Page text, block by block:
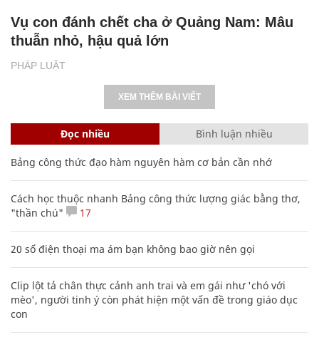
PHÁP LUẬT
Vụ con đánh chết cha ở Quảng Nam: Mâu
thuẫn nhỏ, hậu quả lớn
XEM THÊM BÀI VIẾT
Đọc nhiều Bình luận nhiều
Bảng công thức đạo hàm nguyên hàm cơ bản cần nhớ
Cách học thuộc nhanh Bảng công thức lượng giác bằng thơ,
"thần chú"
17
20 số điện thoại ma ám bạn không bao giờ nên gọi
Clip lột tả chân thực cảnh anh trai và em gái như 'chó với
mèo', người tinh ý còn phát hiện một vấn đề trong giáo dục
con